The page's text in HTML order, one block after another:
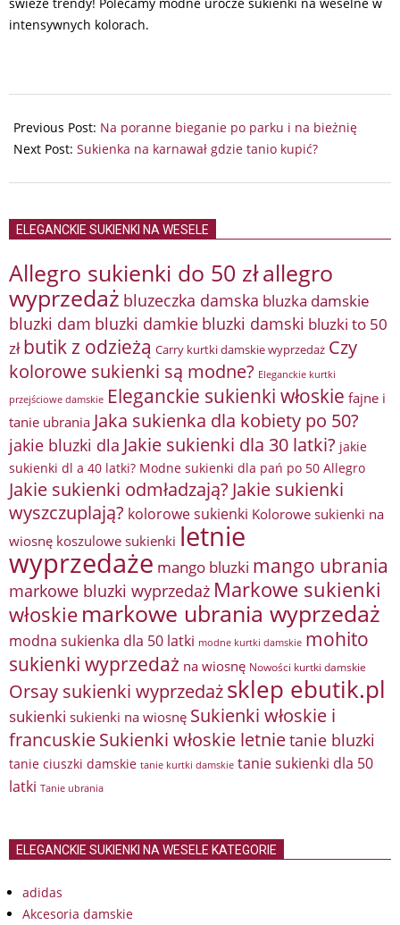
intensywnych kolorach.
10-
31
Previous Post: Na poranne bieganie po parku i na bieżnię
Next Post: Sukienka na karnawał gdzie tanio kupić?
ELEGANCKIE SUKIENKI NA WESELE
Allegro sukienki do 50 złallegro
wyprzedaż bluzeczka damska bluzka damskie
bluzki dam bluzki damkie bluzki damski bluzki to 50
zł butik z odzieżą Carry kurtki damskie wyprzedaż Czy
kolorowe sukienki są modne? Eleganckie kurtki
przejściowe damskie Eleganckie sukienki włoskie fajne i
tanie ubrania Jaka sukienka dla kobiety po 50?
jakie bluzki dla Jakie sukienki dla 30 latki? jakie
sukienki dl a 40 latki? Modne sukienki dla pań po 50 Allegro
Jakie sukienki odmładzają? Jakie sukienki
wyszczuplają? kolorowe sukienki Kolorowe sukienki na
wiosnę koszulowe sukienki letnie
wyprzedaże mango bluzki mango ubrania
markowe bluzki wyprzedaż Markowe sukienki
włoskie markowe ubrania wyprzedaż
modna sukienka dla 50 latki modne kurtki damskie mohito
sukienki wyprzedaż na wiosnę Nowości kurtki damskie
Orsay sukienki wyprzedażsklep ebutik.pl
sukienki sukienki na wiosnę Sukienki włoskie i
francuskieSukienki włoskie letnietanie bluzki
tanie ciuszki damskie tanie kurtki damskie tanie sukienki dla 50
latki Tanie ubrania
ELEGANCKIE SUKIENKI NA WESELE KATEGORIE
adidas
Akcesoria damskie